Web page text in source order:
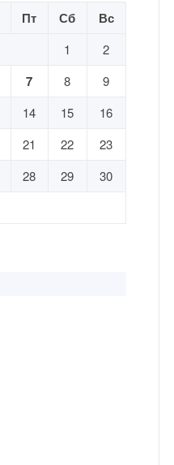
Пт Сб Вс
1
2
7 8
9
14 15
16
21 22
23
28 29
30